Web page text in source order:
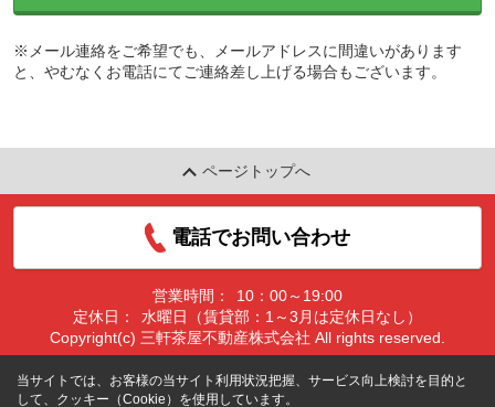
※メール連絡をご希望でも、メールアドレスに間違いがあります
と、やむなくお電話にてご連絡差し上げる場合もございます。
ページトップへ
電話でお問い合わせ
営業時間：
10：00～19:00
定休日：
水曜日（賃貸部：1～3月は定休日なし）
Copyright(c) 三軒茶屋不動産株式会社 All rights reserved.
当サイトでは、お客様の当サイト利用状況把握、サービス向上検討を目的と
して、クッキー（Cookie）を使用しています。